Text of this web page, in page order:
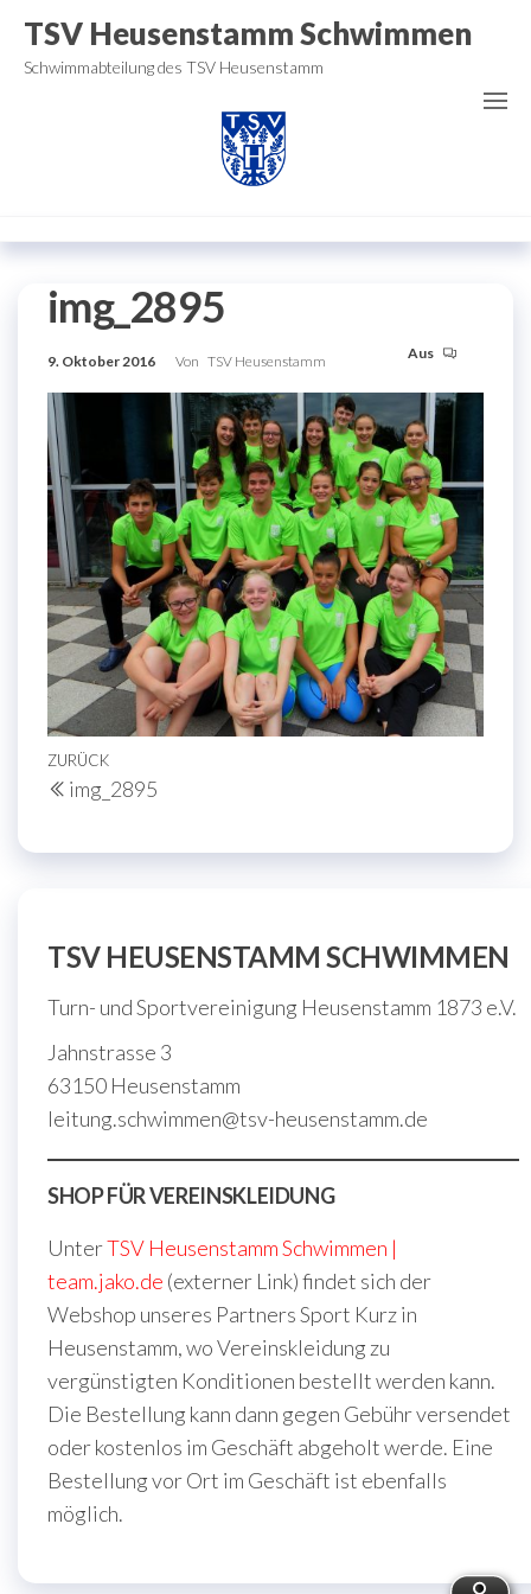
Inhalt
springen
TSV Heusenstamm Schwimmen
Schwimmabteilung des TSV Heusenstamm
img_2895
9. Oktober 2016 Von TSV Heusenstamm Aus
Beitragsnavigation
Vorheriger
Beitrag
ZURÜCK
img_2895
TSV HEUSENSTAMM SCHWIMMEN
Turn- und Sportvereinigung Heusenstamm 1873 e.V.
Jahnstrasse 3
63150 Heusenstamm
leitung.schwimmen@tsv-heusenstamm.de
SHOP FÜR VEREINSKLEIDUNG
UnterTSV Heusenstamm Schwimmen |
team.jako.de (externer Link) findet sich der
Webshop unseres Partners Sport Kurz in
Heusenstamm, wo Vereinskleidung zu
vergünstigten Konditionen bestellt werden kann.
Die Bestellung kann dann gegen Gebühr versendet
oder kostenlos im Geschäft abgeholt werde. Eine
Bestellung vor Ort im Geschäft ist ebenfalls
möglich.